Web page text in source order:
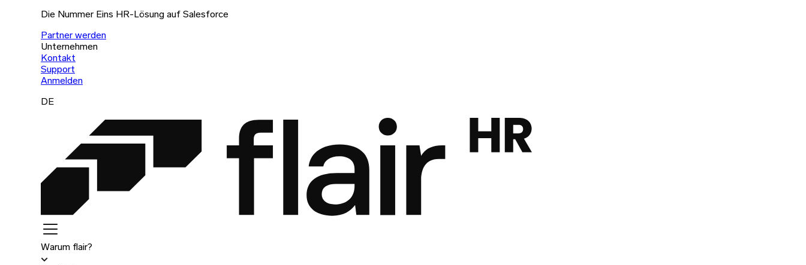
Die Nummer Eins HR-Lösung auf Salesforce
Partner werden
Unternehmen
Kontakt
Support
Anmelden
DE
Warum flair?